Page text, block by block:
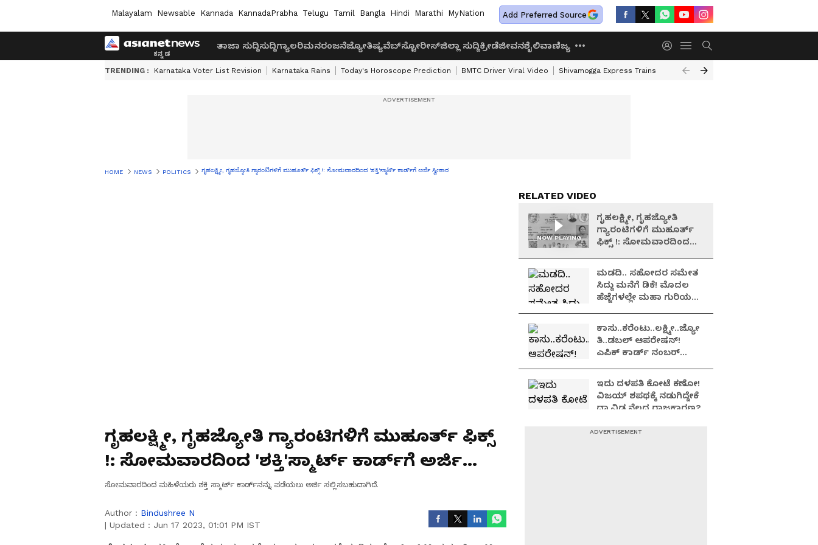
Malayalam Newsable Kannada KannadaPrabha Telugu Tamil Bangla Hindi Marathi MyNation Add Preferred Source
ತಾಜಾ ಸುದ್ದಿಸುದ್ದಿಗ್ಯಾಲರಿಮನರಂಜನೆಜ್ಯೋತಿಷ್ಯವೆಬ್‌ಸ್ಟೋರೀಸ್ಜಿಲ್ಲಾ ಸುದ್ದಿಕ್ರೀಡೆಜೀವನಶೈಲಿವಾಣಿಜ್ಯ
TRENDING : Karnataka Voter List Revision Karnataka Rains Today's Horoscope Prediction BMTC Driver Viral Video Shivamogga Express Trains Airtel Prepaid Plan
HOME NEWS POLITICS ಗೃಹಲಕ್ಷ್ಮೀ, ಗೃಹಜ್ಯೋತಿ ಗ್ಯಾರಂಟಿಗಳಿಗೆ ಮುಹೂರ್ತ್ ಫಿಕ್ಸ್ !: ಸೋಮವಾರದಿಂದ 'ಶಕ್ತಿ'ಸ್ಮಾರ್ಟ್‌ ಕಾರ್ಡ್‌ಗೆ ಅರ್ಜಿ ಸ್ವೀಕಾರ
ಗೃಹಲಕ್ಷ್ಮೀ, ಗೃಹಜ್ಯೋತಿ ಗ್ಯಾರಂಟಿಗಳಿಗೆ ಮುಹೂರ್ತ್ ಫಿಕ್ಸ್
!: ಸೋಮವಾರದಿಂದ 'ಶಕ್ತಿ'ಸ್ಮಾರ್ಟ್‌ ಕಾರ್ಡ್‌ಗೆ ಅರ್ಜಿ
ಸ್ವೀಕಾರ
ಸೋಮವಾರದಿಂದ ಮಹಿಳೆಯರು ಶಕ್ತಿ ಸ್ಮಾರ್ಟ್‌ ಕಾರ್ಡ್‌ನನ್ನು ಪಡೆಯಲು ಅರ್ಜಿ ಸಲ್ಲಿಸಬಹುದಾಗಿದೆ.
Author : Bindushree N
| Updated : Jun 17 2023, 01:01 PM IST
RELATED VIDEO
NOW PLAYING
ಗೃಹಲಕ್ಷ್ಮೀ, ಗೃಹಜ್ಯೋತಿ
ಗ್ಯಾರಂಟಿಗಳಿಗೆ ಮುಹೂರ್ತ್
ಫಿಕ್ಸ್ !: ಸೋಮವಾರದಿಂದ
ಮಡದಿ.. ಸಹೋದರ ಸಮೇತ
ಸಿದ್ದು ಮನೆಗೆ ಡಿಕೆ! ಮೊದಲ
ಹೆಜ್ಜೆಗಳಲ್ಲೇ ಮಹಾ ಗುರಿಯ
ಕಾಸು..ಕರೆಂಟು..ಲಕ್ಷ್ಮೀ..ಜ್ಯೋ
ತಿ..ಡಬಲ್ ಆಪರೇಷನ್!
ಎಪಿಕ್ ಕಾರ್ಡ್​ ನಂಬರ್
ಇದು ದಳಪತಿ ಕೋಟೆ ಕಣೋ!
ವಿಜಯ್ ಶಪಥಕ್ಕೆ ನಡುಗಿದ್ದೇಕೆ
ದ್ರಾವಿಡ ನೆಲದ ರಾಜಕಾರಣ?